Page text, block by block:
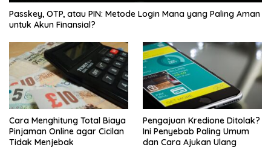
Passkey, OTP, atau PIN: Metode Login Mana yang Paling Aman
untuk Akun Finansial?
Cara Menghitung Total Biaya
Pinjaman Online agar Cicilan
Tidak Menjebak
Pengajuan Kredione Ditolak?
Ini Penyebab Paling Umum
dan Cara Ajukan Ulang